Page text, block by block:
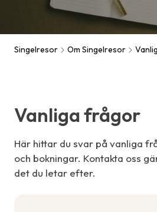
Singelresor Om Singelresor
Vanliga frågor
Här hittar du svar på vanliga
och bokningar. Kontakta oss
det du letar efter.